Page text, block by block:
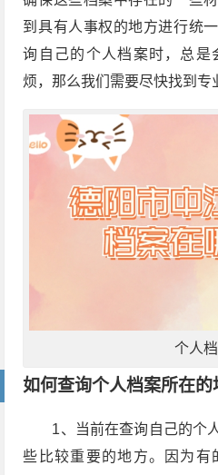
到具有人事权的地方进行统
询自己的个人档案时，总是
烦，那么我们需要尽快找到专
个人
如何查询个人档案所在的
1、当前在查询自己的个
些比较重要的地方。因为有